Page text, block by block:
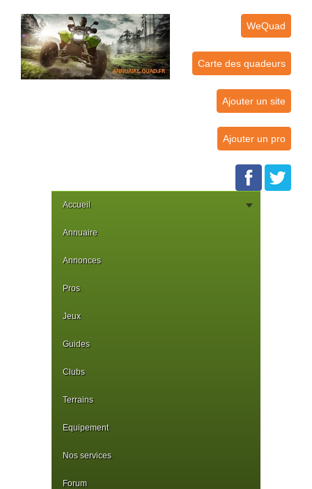
WeQuad
Carte des quadeurs
Ajouter un site
Ajouter un pro
Accueil
Annuaire
Annonces
Pros
Jeux
Guides
Clubs
Terrains
Equipement
Nos services
Forum